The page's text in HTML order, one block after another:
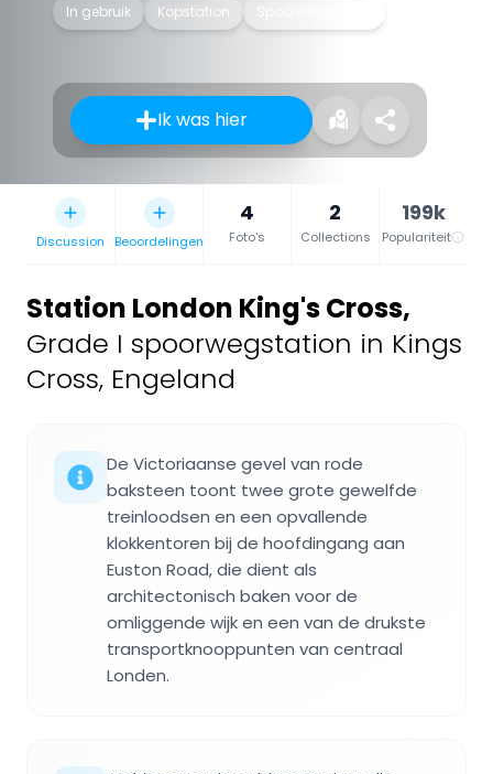
In gebruik
Kopstation
Ik was hier
Discussion Beoordelingen
4
Foto's
2
Collections
199k
Populariteit
Station London King's Cross,
Grade I spoorwegstation in Kings
Cross, Engeland
De Victoriaanse gevel van rode
baksteen toont twee grote gewelfde
treinloodsen en een opvallende
klokkentoren bij de hoofdingang aan
Euston Road, die dient als
architectonisch baken voor de
omliggende wijk en een van de drukste
transportknooppunten van centraal
Londen.